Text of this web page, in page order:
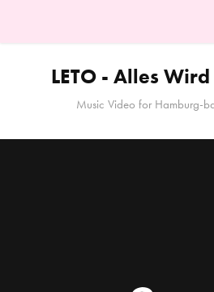
LETO - Alles
Music Video for Hamburg-